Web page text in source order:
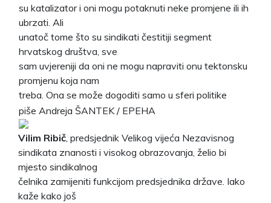
su katalizator i oni mogu potaknuti neke promjene ili ih
ubrzati. Ali
unatoč tome što su sindikati čestitiji segment
hrvatskog društva, sve
sam uvjereniji da oni ne mogu napraviti onu tektonsku
promjenu koja nam
treba. Ona se može dogoditi samo u sferi politike
piše Andreja ŠANTEK / EPEHA
Vilim Ribič , predsjednik Velikog vijeća Nezavisnog
sindikata znanosti i visokog obrazovanja, želio bi
mjesto sindikalnog
čelnika zamijeniti funkcijom predsjednika države. Iako
kaže kako još